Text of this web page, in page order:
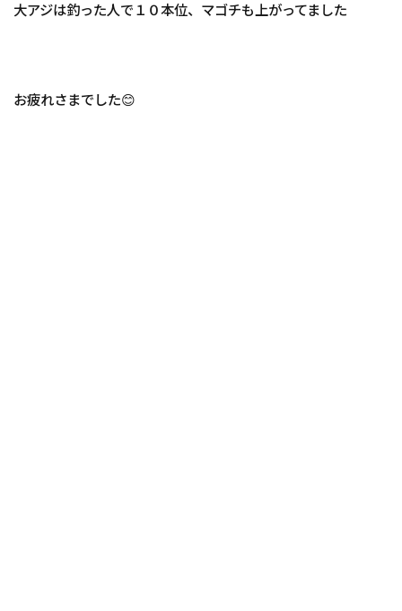
大アジは釣った人で１０本位、マゴチも上がってました
お疲れさまでした😊